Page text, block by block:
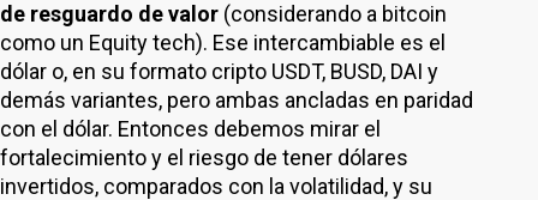
de resguardo de valor (considerando a bitcoin
como un Equity tech). Ese intercambiable es el
dólar o, en su formato cripto USDT, BUSD, DAI y
demás variantes, pero ambas ancladas en paridad
con el dólar. Entonces debemos mirar el
fortalecimiento y el riesgo de tener dólares
invertidos, comparados con la volatilidad, y su